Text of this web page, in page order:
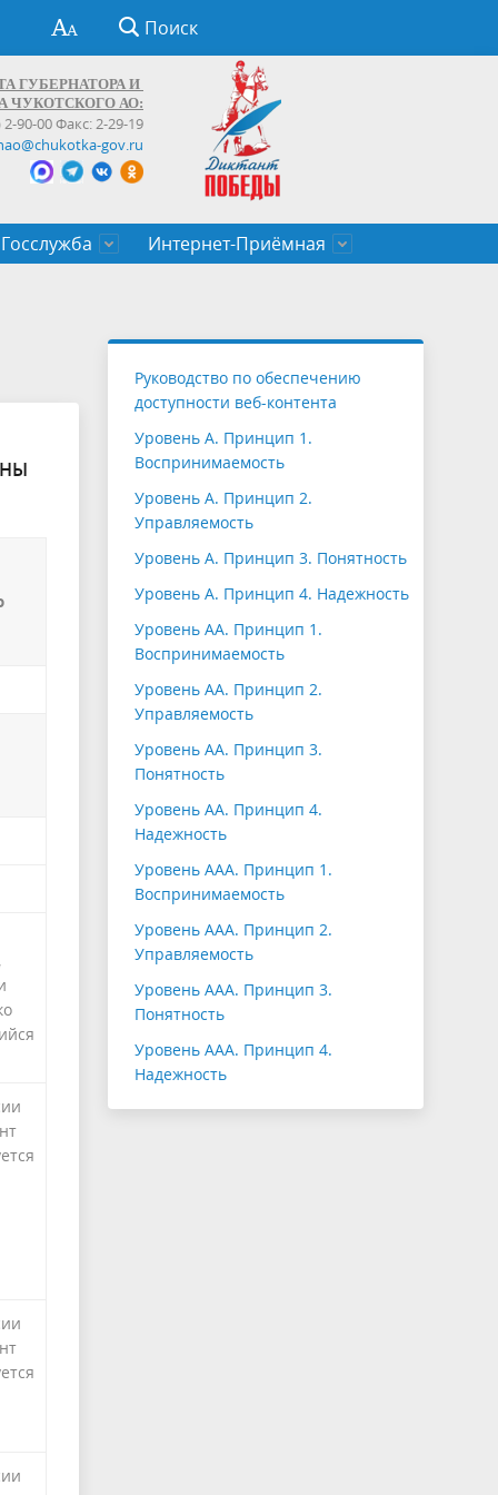
Поиск
ГУБЕРНАТОРА И
ЧУКОТСКОГО АО:
2-90-00 Факс: 2-29-19
gov.ru
Госслужба
служащих Чукотского автономного
Интернет-Приёмная
Руководство по обеспечению
доступности веб-контента
Уровень А. Принцип 1.
Воспринимаемость
Уровень А. Принцип 2.
Управляемость
Уровень А. Принцип 3. Понятность
Уровень А. Принцип 4. Надежность
Уровень АА. Принцип 1.
Воспринимаемость
Уровень АА. Принцип 2.
Управляемость
Уровень АА. Принцип 3.
Понятность
Уровень АА. Принцип 4.
Надежность
Уровень ААА. Принцип 1.
Воспринимаемость
Уровень ААА. Принцип 2.
Управляемость
Уровень ААА. Принцип 3.
Понятность
Уровень ААА. Принцип 4.
Надежность